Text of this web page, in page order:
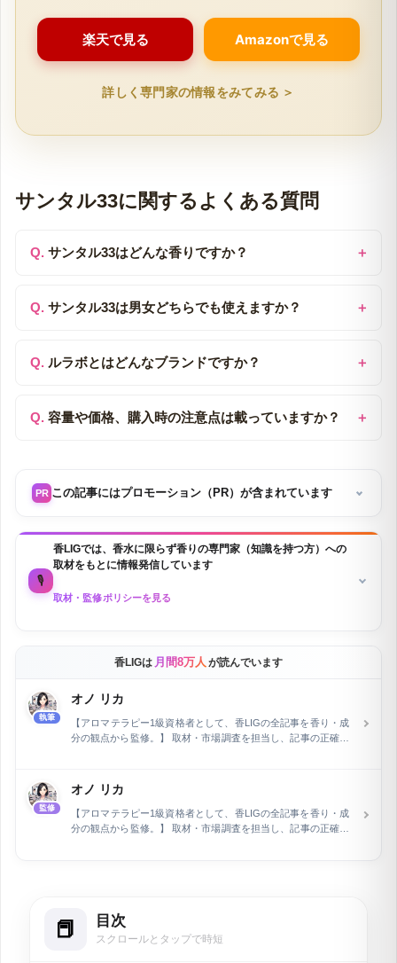
楽天で見る Amazonで見る
詳しく専門家の情報をみてみる ＞
サンタル33に関するよくある質問
サンタル33はどんな香りですか？
サンタル33は男女どちらでも使えますか？
ルラボとはどんなブランドですか？
容量や価格、購入時の注意点は載っていますか？
PR この記事にはプロモーション（PR）が含まれています
🎙️
香LIGでは、香水に限らず香りの専門家（知識を持つ方）への
取材をもとに情報発信しています
取材・監修ポリシーを見る
香LIGは 月間8万人 が読んでいます
執筆
オノ リカ
【アロマテラピー1級資格者として、香LIGの全記事を香り・成
分の観点から監修。】 取材・市場調査を担当し、記事の正確性
の専門家として活動。長野県在住で、現在は自身で運営するEC
ショップの管理と同時に、air Inc.で市場調査を担当していま
す。特に、企業メディアの記事執筆とメディア運営を行い、開
設2ヶ月で予約数を2倍に増加させるなど、デジタルマーケティ
監修
オノ リカ
【アロマテラピー1級資格者として、香LIGの全記事を香り・成
分の観点から監修。】 取材・市場調査を担当し、記事の正確性
設2ヶ月で予約数を2倍に増加させるなど、デジタルマーケティ
ングにおける顕著な実績を持ちます。
目次
スクロールとタップで時短